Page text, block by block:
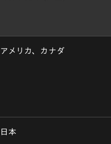
アメリカ、カナダ
日本